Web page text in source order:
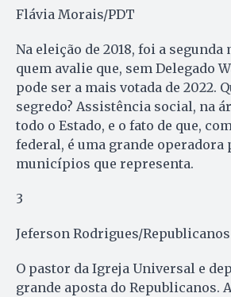
Flávia Morais/PDT
Na eleição de 2018, foi a segunda
quem avalie que, sem Delegado
pode ser a mais votada de 2022.
segredo? Assistência social, na
todo o Estado, e o fato de que,
federal, é uma grande operadora
municípios que representa.
3
Jeferson Rodrigues/Republicanos
O pastor da Igreja Universal e
grande aposta do Republicanos.